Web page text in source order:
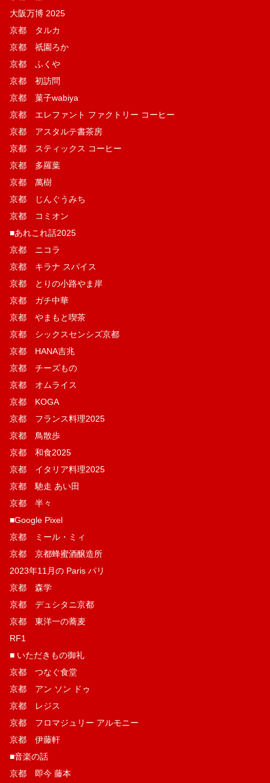
大阪万博 2025
京都 タルカ
京都 祇園ろか
京都 ふくや
京都 初訪問
京都 菓子wabiya
京都 エレファント ファクトリー コーヒー
京都 アスタルテ書茶房
京都 スティックス コーヒー
京都 多羅葉
京都 萬樹
京都 じんぐうみち
京都 コミオン
■あれこれ話2025
京都 ニコラ
京都 キラナ スパイス
京都 とりの小路やま岸
京都 ガチ中華
京都 やまもと喫茶
京都 シックスセンシズ京都
京都 HANA吉兆
京都 チーズもの
京都 オムライス
京都 KOGA
京都 フランス料理2025
京都 鳥散歩
京都 和食2025
京都 イタリア料理2025
京都 馳走 あい田
京都 半々
■Google Pixel
京都 ミール・ミィ
京都 京都蜂蜜酒醸造所
2023年11月の Paris パリ
京都 森学
京都 デュシタニ京都
京都 東洋一の蕎麦
RF1
■ いただきもの御礼
京都 つなぐ食堂
京都 アン ソン ドゥ
京都 レジス
京都 フロマジュリー アルモニー
京都 伊藤軒
■音楽の話
京都 即今 藤本